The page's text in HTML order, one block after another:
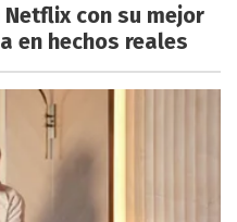
con su mejor
en hechos reales